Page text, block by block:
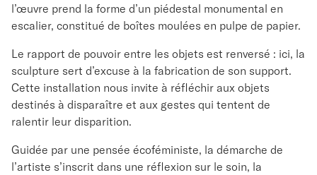
l’œuvre prend la forme d’un piédestal monumental en
escalier, constitué de boîtes moulées en pulpe de papier.
Le rapport de pouvoir entre les objets est renversé : ici, la
sculpture sert d’excuse à la fabrication de son support.
Cette installation nous invite à réfléchir aux objets
destinés à disparaître et aux gestes qui tentent de
ralentir leur disparition.
Guidée par une pensée écoféministe, la démarche de
l’artiste s’inscrit dans une réflexion sur le soin, la